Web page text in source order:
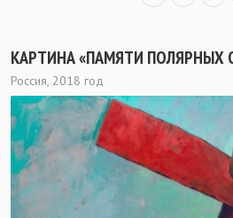
КАРТИНА «ПАМЯТИ ПОЛЯРНЫХ
Россия, 2018 год